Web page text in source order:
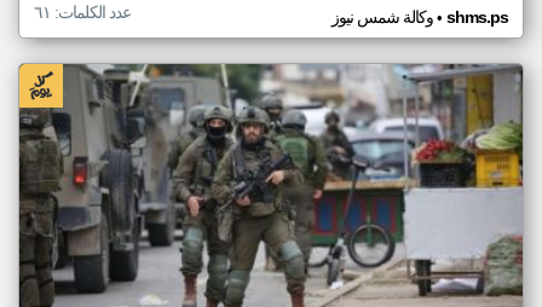
وكالة شمس نيوز• shms.ps عدد الكلمات: ٦١